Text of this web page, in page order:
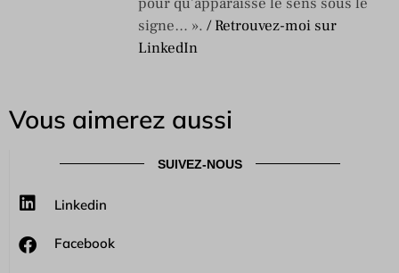
signe… ». / Retrouvez-moi sur
LinkedIn
Vous aimerez aussi
SUIVEZ-NOUS
Linkedin
Facebook